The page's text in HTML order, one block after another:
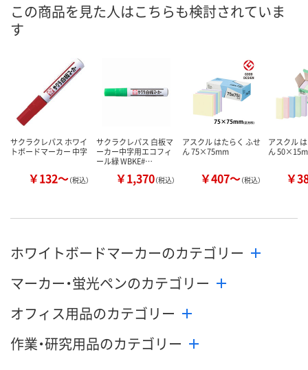
カ
この商品を見た人はこちらも検討されていま
す
サクラクレパス ホワイ
トボードマーカー 中字
￥132～（税込）
サクラクレパス 白板マ
ーカー中字用エコフィ
ール緑 WBKE#…
￥1,370（税込）
アスクル はたらく ふせ
ん 75×75mm
￥407～（税込）
アスクル
ん
￥
ホワイトボードマーカーのカテゴリー
マーカー・蛍光ペンのカテゴリー
オフィス用品のカテゴリー
作業・研究用品のカテゴリー